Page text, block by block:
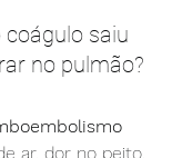
saiu
no pulmão?
ar, dor no peito,